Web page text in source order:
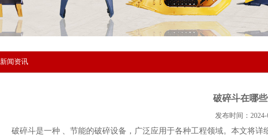
新闻资讯
破碎斗在哪
发布时间：2024-
破碎斗是一种 、节能的破碎设备，广泛应用于各种工程领域。本文将详